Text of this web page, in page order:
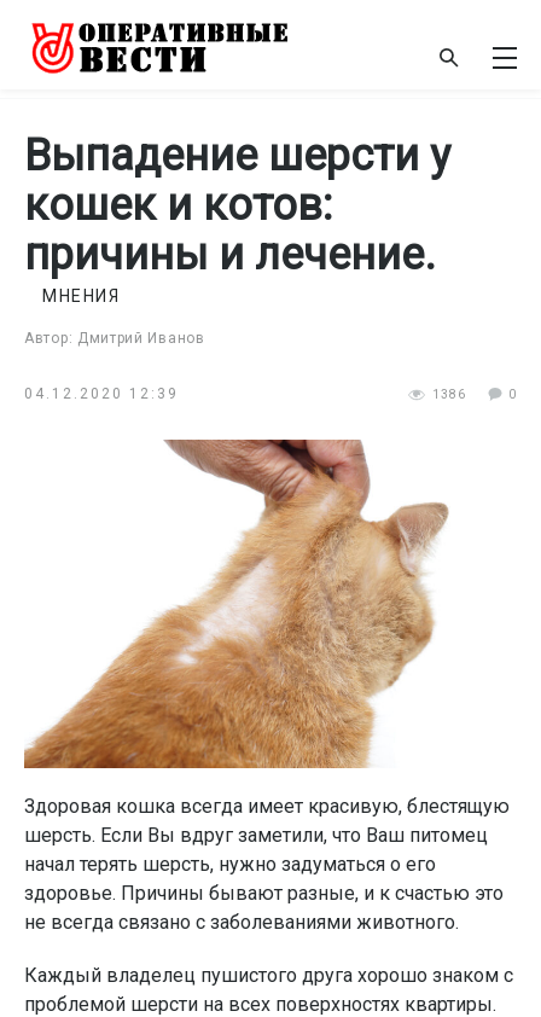
Выпадение шерсти у
кошек и котов:
причины и лечение.
Автор: Дмитрий Иванов
МНЕНИЯ
04.12.2020 12:39 1386 0
Здоровая кошка всегда имеет красивую, блестящую
шерсть. Если Вы вдруг заметили, что Ваш питомец
начал терять шерсть, нужно задуматься о его
здоровье. Причины бывают разные, и к счастью это
не всегда связано с заболеваниями животного.
Каждый владелец пушистого друга хорошо знаком с
проблемой шерсти на всех поверхностях квартиры.